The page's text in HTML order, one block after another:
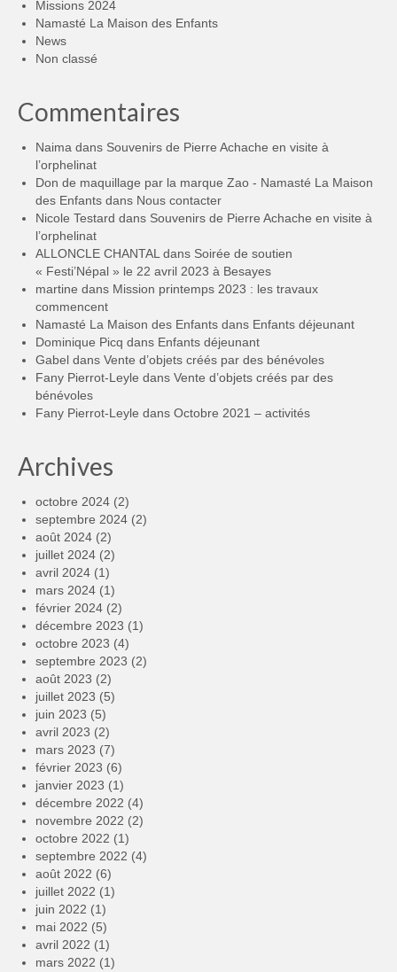
Missions 2024
Namasté La Maison des Enfants
News
Non classé
Commentaires
Naima dans Souvenirs de Pierre Achache en visite à
l’orphelinat
Don de maquillage par la marque Zao - Namasté La Maison
des Enfants dans Nous contacter
Nicole Testard dans Souvenirs de Pierre Achache en visite à
l’orphelinat
ALLONCLE CHANTAL dans Soirée de soutien
« Festi’Népal » le 22 avril 2023 à Besayes
martine dans Mission printemps 2023 : les travaux
commencent
Namasté La Maison des Enfants dans Enfants déjeunant
Dominique Picq dans Enfants déjeunant
Gabel dans Vente d’objets créés par des bénévoles
Fany Pierrot-Leyle dans Vente d’objets créés par des
bénévoles
Fany Pierrot-Leyle dans Octobre 2021 – activités
Archives
octobre 2024 (2)
septembre 2024 (2)
août 2024 (2)
juillet 2024 (2)
avril 2024 (1)
mars 2024 (1)
février 2024 (2)
décembre 2023 (1)
octobre 2023 (4)
septembre 2023 (2)
août 2023 (2)
juillet 2023 (5)
juin 2023 (5)
avril 2023 (2)
mars 2023 (7)
février 2023 (6)
janvier 2023 (1)
décembre 2022 (4)
novembre 2022 (2)
octobre 2022 (1)
septembre 2022 (4)
août 2022 (6)
juillet 2022 (1)
juin 2022 (1)
mai 2022 (5)
avril 2022 (1)
mars 2022 (1)